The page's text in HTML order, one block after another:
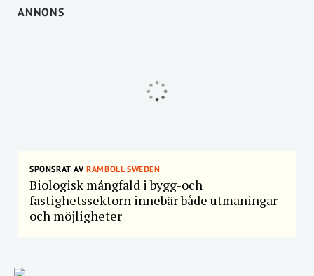
ANNONS
SPONSRAT AVRAMBOLL SWEDEN
Biologisk mångfald i bygg-och
fastighetssektorn innebär både utmaningar
och möjligheter